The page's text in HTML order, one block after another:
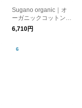
Sugano organic｜オ
ーガニックコットンの
ブラタンクトップ【肌
着・インナー】
6,710円